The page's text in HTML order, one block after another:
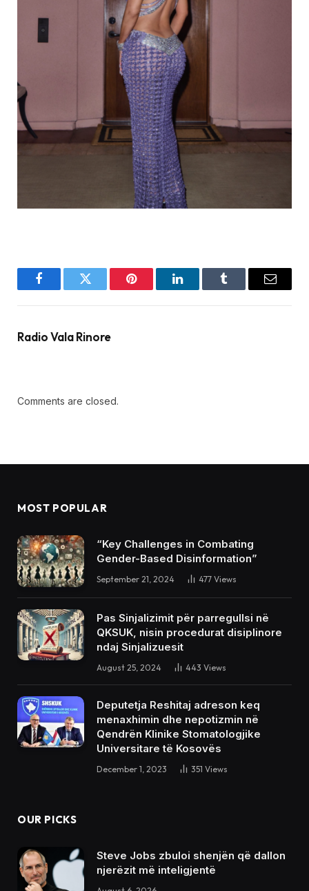
FacebookTwitter Pinterest LinkedInTumblr Email
Radio Vala Rinore
Comments are closed.
MOST POPULAR
“Key Challenges in Combating
Gender-Based Disinformation”
September 21, 2024 477 Views
Pas Sinjalizimit për parregullsi në
QKSUK, nisin procedurat disiplinore
ndaj Sinjalizuesit
August 25, 2024 443 Views
Deputetja Reshitaj adreson keq
menaxhimin dhe nepotizmin në
Qendrën Klinike Stomatologjike
Universitare të Kosovës
December 1, 2023 351 Views
OUR PICKS
Steve Jobs zbuloi shenjën që dallon
njerëzit më inteligjentë